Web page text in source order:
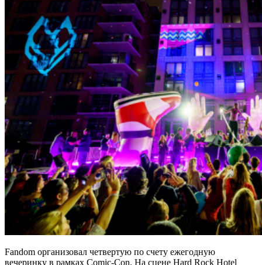
Fandom организовал четвертую по счету ежегодную
вечеринку в рамках Comic-Con. На сцене Hard Rock Hotel